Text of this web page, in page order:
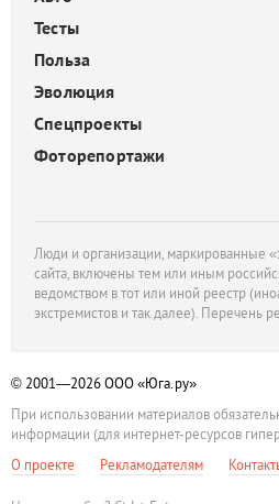
Тесты
Польза
Эволюция
Спецпроекты
Фоторепортажи
Люди и организации, маркированные
сайта, включены тем или иным
ведомством в тот или иной реестр
экстремистов и так далее). Перечень
© 2001—2026ООО «Юга.ру»
При использовании материалов
информации (для интернет-ресурсов
О проекте
Рекламодателям